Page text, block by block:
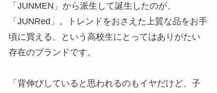
「JUNMEN」から派生して誕生したのが、
「JUNRed」。トレンドをおさえた上質な品をお手
頃に買える、という高校生にとってはありがたい
存在のブランドです。
「背伸びしていると思われるのもイヤだけど、子